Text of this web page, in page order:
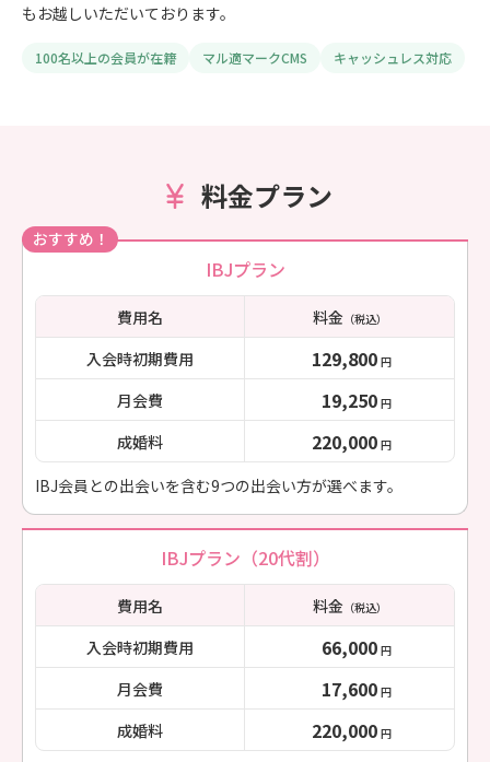
もお越しいただいております。
100名以上の会員が在籍 マル適マークCMS キャッシュレス対応
料金プラン
おすすめ！
IBJプラン
費用名 料金（税込）
入会時初期費用 129,800 円
月会費 19,250 円
成婚料 220,000 円
IBJ会員との出会いを含む9つの出会い方が選べます。
IBJプラン（20代割）
費用名 料金（税込）
入会時初期費用 66,000 円
月会費 17,600 円
成婚料 220,000 円